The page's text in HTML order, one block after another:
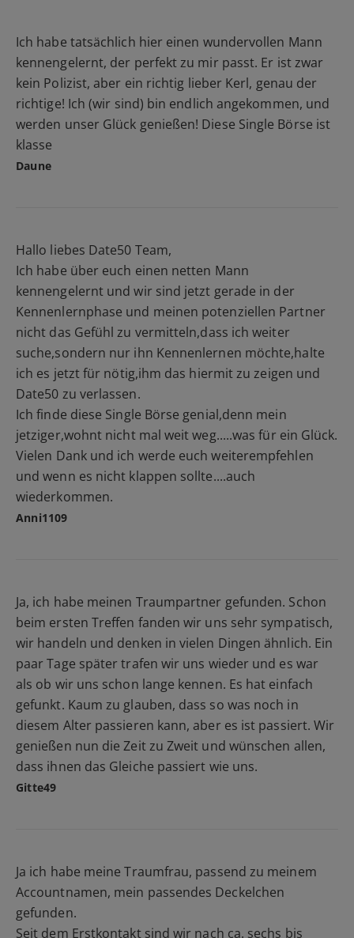
Ich habe tatsächlich hier einen wundervollen Mann
kennengelernt, der perfekt zu mir passt. Er ist zwar
kein Polizist, aber ein richtig lieber Kerl, genau der
richtige! Ich (wir sind) bin endlich angekommen, und
werden unser Glück genießen! Diese Single Börse ist
klasse
Daune
Hallo liebes Date50 Team,
Ich habe über euch einen netten Mann
kennengelernt und wir sind jetzt gerade in der
Kennenlernphase und meinen potenziellen Partner
nicht das Gefühl zu vermitteln,dass ich weiter
suche,sondern nur ihn Kennenlernen möchte,halte
ich es jetzt für nötig,ihm das hiermit zu zeigen und
Date50 zu verlassen.
Ich finde diese Single Börse genial,denn mein
jetziger,wohnt nicht mal weit weg.....was für ein Glück.
Vielen Dank und ich werde euch weiterempfehlen
und wenn es nicht klappen sollte....auch
wiederkommen.
Anni1109
Ja, ich habe meinen Traumpartner gefunden. Schon
beim ersten Treffen fanden wir uns sehr sympatisch,
wir handeln und denken in vielen Dingen ähnlich. Ein
paar Tage später trafen wir uns wieder und es war
als ob wir uns schon lange kennen. Es hat einfach
gefunkt. Kaum zu glauben, dass so was noch in
diesem Alter passieren kann, aber es ist passiert. Wir
genießen nun die Zeit zu Zweit und wünschen allen,
dass ihnen das Gleiche passiert wie uns.
Gitte49
Ja ich habe meine Traumfrau, passend zu meinem
Accountnamen, mein passendes Deckelchen
gefunden.
Seit dem Erstkontakt sind wir nach ca. sechs bis